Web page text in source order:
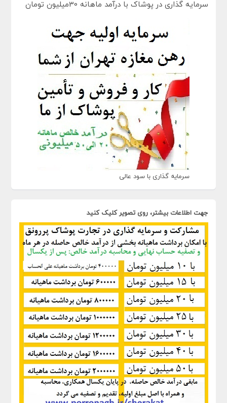
سرمایه گذاری در پوشاک با درآمد ماهانه 30میلیون تومان
سرمایه گذاری با سود عالی
جهت اطلاعات بیشتر، روی تصویر کلیک کنید